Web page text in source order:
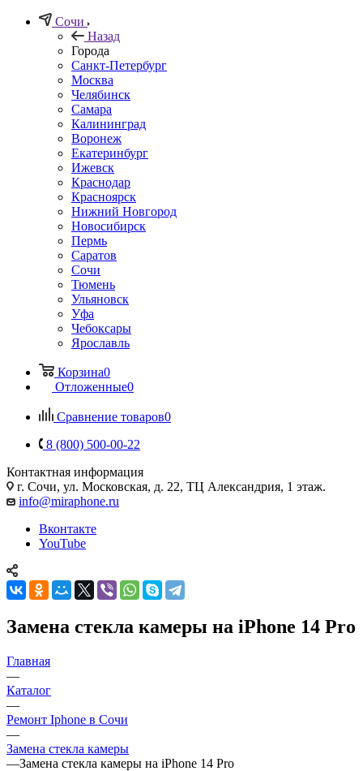
Сочи
Назад
Города
Санкт-Петербург
Москва
Челябинск
Самара
Калининград
Воронеж
Екатеринбург
Ижевск
Краснодар
Красноярск
Нижний Новгород
Новосибирск
Пермь
Саратов
Сочи
Тюмень
Ульяновск
Уфа
Чебоксары
Ярославль
Корзина0
Отложенные0
Сравнение товаров0
8 (800) 500-00-22
Контактная информация
г. Сочи, ул. Московская, д. 22, ТЦ Александрия, 1 этаж.
info@miraphone.ru
Вконтакте
YouTube
Замена стекла камеры на iPhone 14 Pro
Главная
—
Каталог
—
Ремонт Iphone в Сочи
—
Замена стекла камеры
—Замена стекла камеры на iPhone 14 Pro